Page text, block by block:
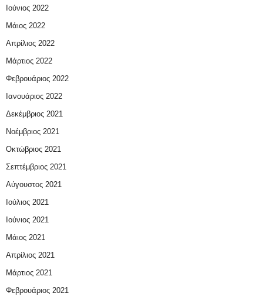
Ιούνιος 2022
Μάιος 2022
Απρίλιος 2022
Μάρτιος 2022
Φεβρουάριος 2022
Ιανουάριος 2022
Δεκέμβριος 2021
Νοέμβριος 2021
Οκτώβριος 2021
Σεπτέμβριος 2021
Αύγουστος 2021
Ιούλιος 2021
Ιούνιος 2021
Μάιος 2021
Απρίλιος 2021
Μάρτιος 2021
Φεβρουάριος 2021